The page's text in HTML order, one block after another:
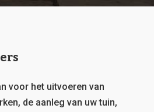
voor het uitvoeren van
de aanleg van uw tuin,